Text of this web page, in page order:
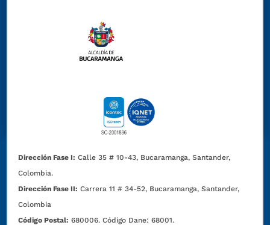
Dirección Fase I: Calle 35 # 10-43, Bucaramanga, Santander,
Colombia.
Dirección Fase II: Carrera 11 # 34-52, Bucaramanga, Santander,
Colombia
Código Postal: 680006. Código Dane: 68001.